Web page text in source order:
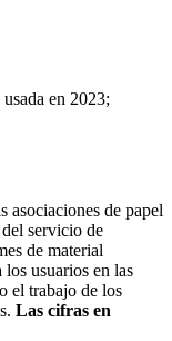
en 2023;
asociaciones de papel
servicio de
de material
usuarios en las
el trabajo de los
Las cifras en